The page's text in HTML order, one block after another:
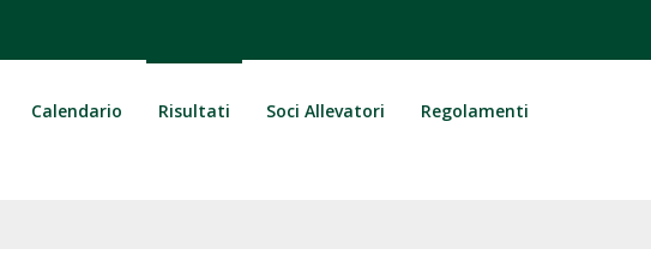
Calendario Risultati Soci Allevatori Regolamenti